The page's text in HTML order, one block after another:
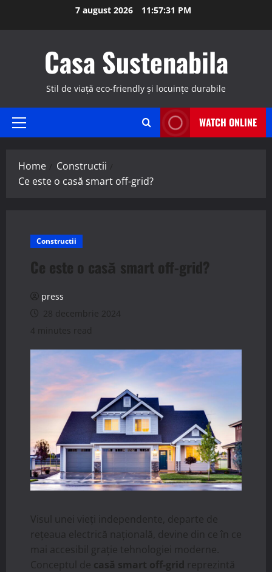
7 august 2026 11:57:32 PM
Casa Sustenabila
Stil de viață eco-friendly și locuințe durabile
Primary
WATCH ONLINE
Home
Constructii
Ce este o casă smart off-grid?
Constructii
Ce este o casă smart off-grid?
press
28 decembrie 2024
4 minutes read
Visul unei vieți independente, departe de
rețeaua electrică națională, devine din ce în ce
mai accesibil grație tehnologiei moderne.
Conceptul de casă smart off-grid reprezintă